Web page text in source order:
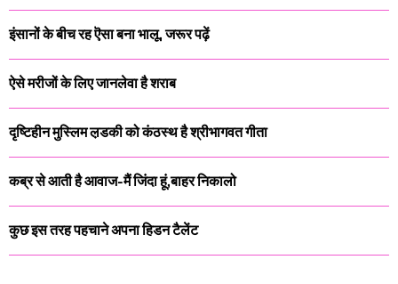
इंसानों के बीच रह ऎसा बना भालू, जरूर पढ़ें
ऐसे मरीजों के लिए जानलेवा है शराब
दृष्टिहीन मुस्लिम ल़डकी को कंठस्थ है श्रीभागवत गीता
कब्र से आती है आवाज-मैं जिंदा हूं,बाहर निकालो
कुछ इस तरह पहचाने अपना हिडन टैलेंट